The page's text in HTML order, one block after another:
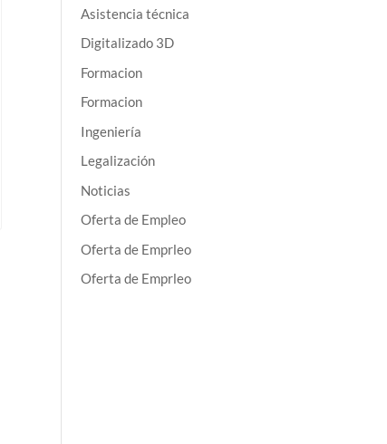
Asistencia técnica
Digitalizado 3D
Formacion
Formacion
Ingeniería
Legalización
Noticias
Oferta de Empleo
Oferta de Emprleo
Oferta de Emprleo